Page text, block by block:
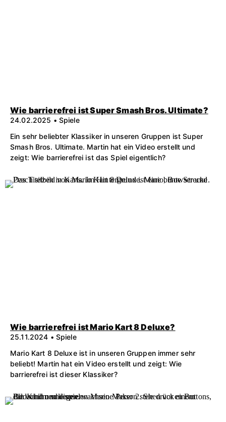
Wie barrierefrei ist Super Smash Bros. Ultimate?
24.02.2025 • Spiele
Ein sehr beliebter Klassiker in unseren Gruppen ist Super
Smash Bros. Ultimate. Martin hat ein Video erstellt und
zeigt: Wie barrierefrei ist das Spiel eigentlich?
Wie barrierefrei ist Mario Kart 8 Deluxe?
25.11.2024 • Spiele
Mario Kart 8 Deluxe ist in unseren Gruppen immer sehr
beliebt! Martin hat ein Video erstellt und zeigt: Wie
barrierefrei ist dieser Klassiker?